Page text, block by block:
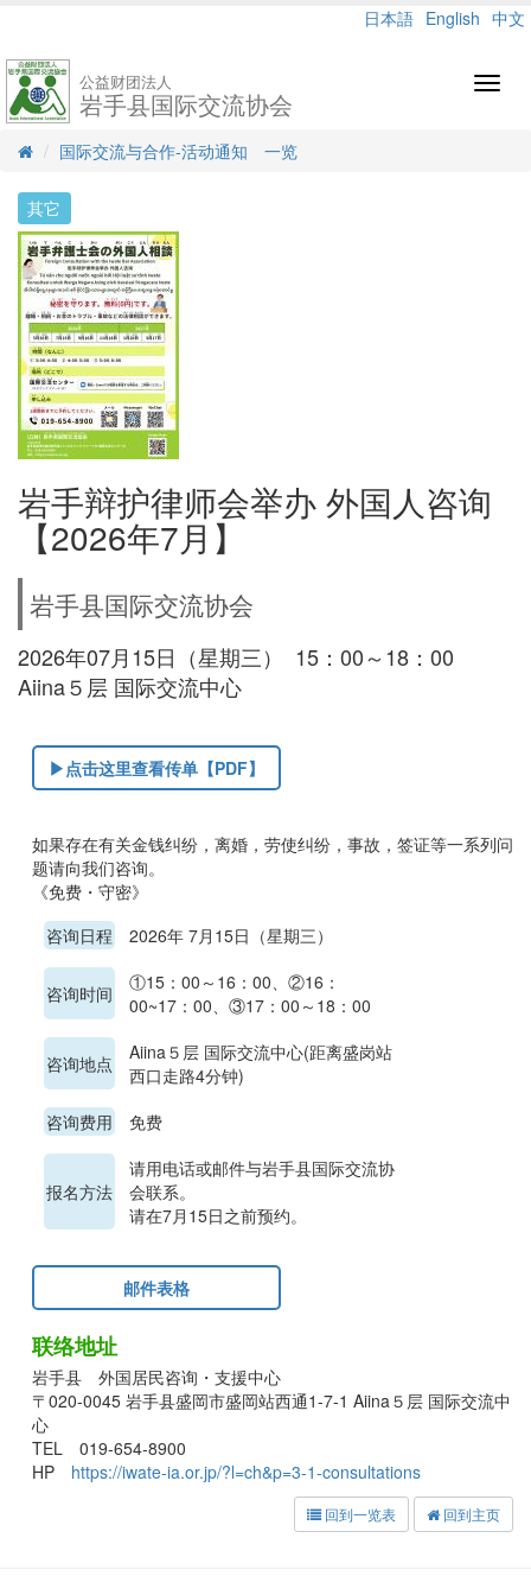
日本語 English 中文
公益财团法人
岩手县国际交流协会
国际交流与合作-活动通知 一览
其它
岩手辩护律师会举办 外国人咨询
【2026年7月】
岩手县国际交流协会
2026年07月15日（星期三） 15：00～18：00
Aiina５层 国际交流中心
▶点击这里查看传单【PDF】
如果存在有关金钱纠纷，离婚，劳使纠纷，事故，签证等一系列问
题请向我们咨询。
《免费・守密》
咨询日程
2026年 7月15日（星期三）
咨询时间
①15：00～16：00、②16：
00~17：00、③17：00～18：00
咨询地点
Aiina５层 国际交流中心(距离盛岗站
西口走路4分钟)
咨询费用
免费
报名方法
请用电话或邮件与岩手县国际交流协
会联系。
请在7月15日之前预约。
邮件表格
联络地址
岩手县 外国居民咨询・支援中心
〒020-0045 岩手县盛岡市盛岡站西通1-7-1 Aiina５层 国际交流中
心
TEL 019-654-8900
HP https://iwate-ia.or.jp/?l=ch&p=3-1-consultations
回到一览表 回到主页